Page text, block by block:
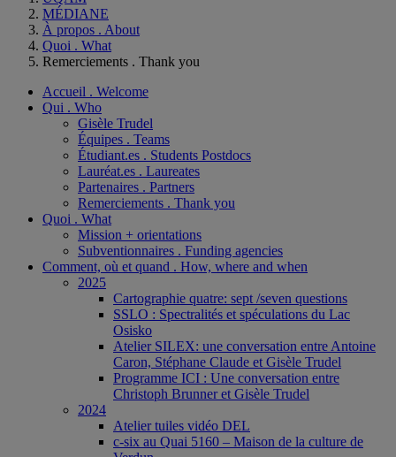
MÉDIANE
À propos . About
Quoi . What
Remerciements . Thank you
Accueil . Welcome
Qui . Who
Gisèle Trudel
Équipes . Teams
Étudiant.es . Students Postdocs
Lauréat.es . Laureates
Partenaires . Partners
Remerciements . Thank you
Quoi . What
Mission + orientations
Subventionnaires . Funding agencies
Comment, où et quand . How, where and when
2025
Cartographie quatre: sept /seven questions
SSLO : Spectralités et spéculations du Lac
Osisko
Atelier SILEX: une conversation entre Antoine
Caron, Stéphane Claude et Gisèle Trudel
Programme ICI : Une conversation entre
Christoph Brunner et Gisèle Trudel
2024
Atelier tuiles vidéo DEL
c-six au Quai 5160 – Maison de la culture de